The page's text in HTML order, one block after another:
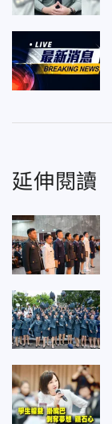
延伸閱讀